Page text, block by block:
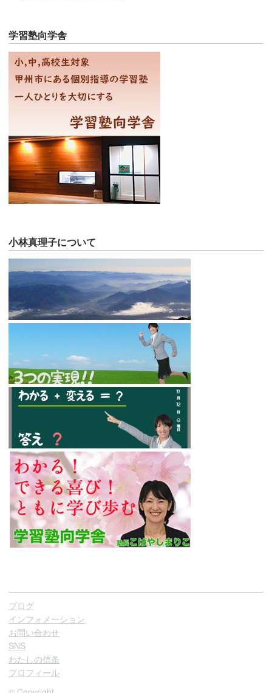
学習塾向学舎
小林真理子について
ブログ
インフォメーション
お問い合わせ
SNS
わたしの信条
プロフィール